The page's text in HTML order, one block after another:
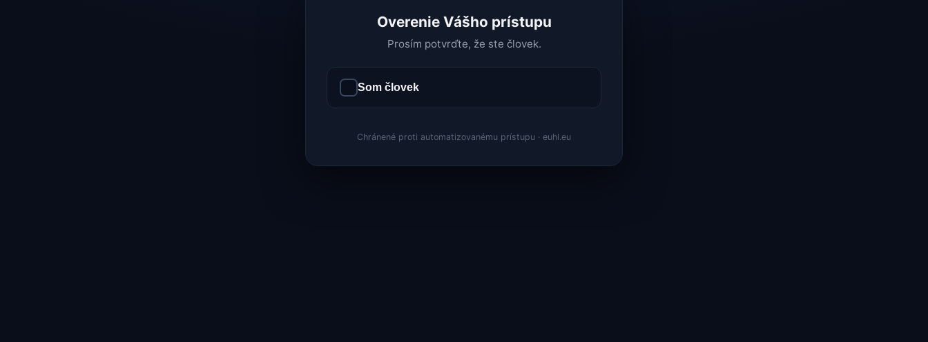
Overenie Vášho prístupu
Prosím potvrďte, že ste človek.
Som človek
Chránené proti automatizovanému prístupu · euhl.eu